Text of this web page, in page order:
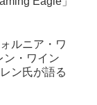
ルニア・ワ
・ワイン
ン氏が語る